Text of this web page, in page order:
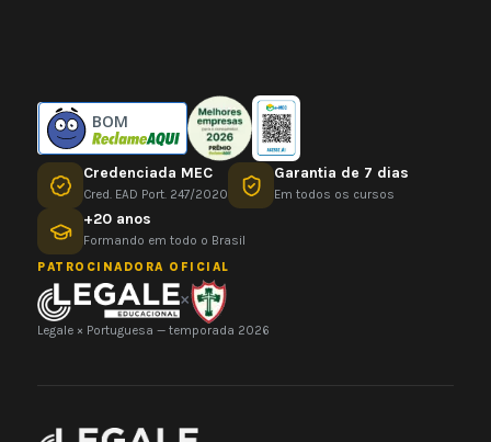
BOM
Credenciada MEC
Cred. EAD Port. 247/2020
Garantia de 7 dias
Em todos os cursos
+20 anos
Formando em todo o Brasil
PATROCINADORA OFICIAL
×
Legale × Portuguesa — temporada 2026